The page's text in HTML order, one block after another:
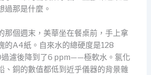
過那是什麼。
那個週末，美華坐在餐桌前，手上拿
的A4紙。自來水的總硬度是128
過濾後降到了6 ppm——極軟水。氯化
、銅的數值都低到近乎儀器的背景雜